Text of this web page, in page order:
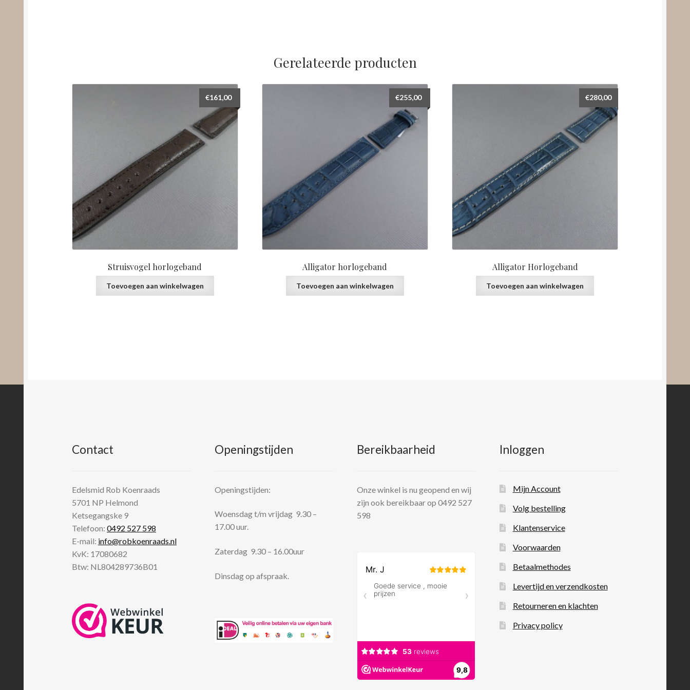
Gerelateerde producten
Struisvogel horlogeband
€161,00
Toevoegen aan winkelwagen
Alligator horlogeband
€255,00
Toevoegen aan winkelwagen
Alligator Horlogeband
€280,00
Toevoegen aan winkelwagen
Contact
Edelsmid Rob Koenraads
5701 NP Helmond
Ketsegangske 9
Telefoon:0492 527 598
E-mail: info@robkoenraads.nl
KvK: 17080682
Btw: NL804289736B01
Openingstijden
Openingstijden:
Woensdag t/m vrijdag 9.30 –
17.00 uur.
Zaterdag 9.30 – 16.00uur
Dinsdag op afspraak.
Bereikbaarheid
Onze winkel is nu geopend en wij
zijn ook bereikbaar op 0492 527
598
Inloggen
Mijn Account
Volg bestelling
Klantenservice
Voorwaarden
Betaalmethodes
Levertijd en verzendkosten
Retourneren en klachten
Privacy policy